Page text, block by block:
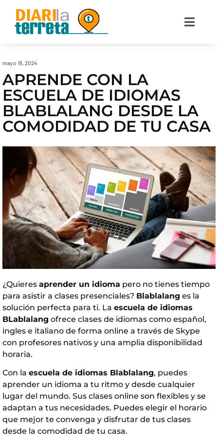
mayo 16, 2024
APRENDE CON LA
ESCUELA DE IDIOMAS
BLABLALANG DESDE LA
COMODIDAD DE TU CASA
¿Quieres aprender un idioma pero no tienes tiempo
para asistir a clases presenciales? Blablalang es la
solución perfecta para ti. La escuela de idiomas
BLablalang ofrece clases de idiomas como español,
ingles e italiano de forma online a través de Skype
con profesores nativos y una amplia disponibilidad
horaria.
Con la escuela de idiomas Blablalang, puedes
aprender un idioma a tu ritmo y desde cualquier
lugar del mundo. Sus clases online son flexibles y se
adaptan a tus necesidades. Puedes elegir el horario
que mejor te convenga y disfrutar de tus clases
desde la comodidad de tu casa.